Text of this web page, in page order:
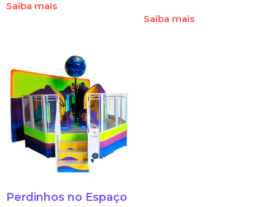
Saiba mais
Saiba mais
Perdinhos no Espaço